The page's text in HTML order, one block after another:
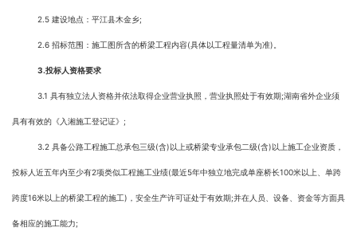
2.5 建设地点：平江县木金乡;
2.6 招标范围：施工图所含的桥梁工程内容(具体以工程量清单为准)。
3.投标人资格要求
3.1 具有独立法人资格并依法取得企业营业执照，营业执照处于有效期;湖南省外企业须
具有有效的《入湘施工登记证》;
3.2 具备公路工程施工总承包三级(含)以上或桥梁专业承包二级(含)以上施工企业资质，
投标人近五年内至少有2项类似工程施工业绩(最近5年中独立地完成单座桥长100米以上、单跨
跨度16米以上的桥梁工程的施工)，安全生产许可证处于有效期;并在人员、设备、资金等方面具
备相应的施工能力;